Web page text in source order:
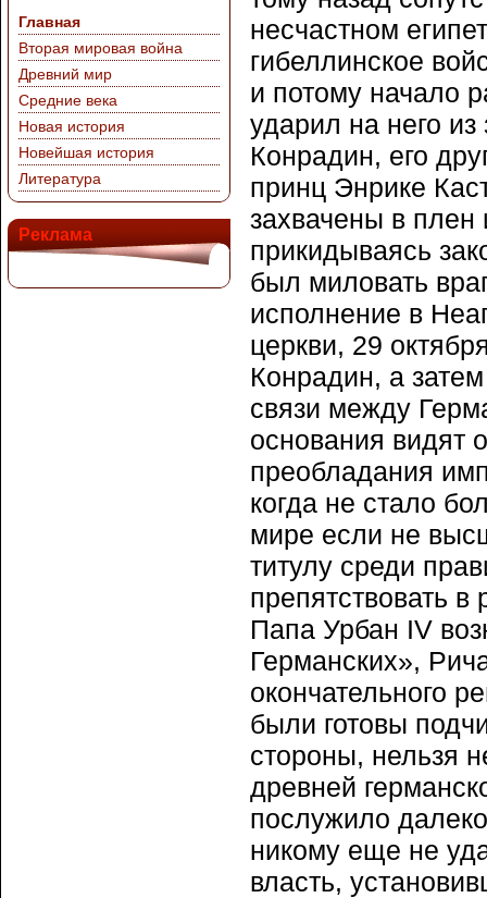
Главная
Вторая мировая война
Древний мир
Средние века
Новая история
Новейшая история
Литература
Реклама
несчастном
гибеллинское
и потому начало
ударил на него
Конрадин, его
принц Энрике
захвачены в плен
прикидываясь
был миловать
исполнение в
церкви, 29
Конрадин, а
связи между
основания видят
преобладания
когда не стало
мире если не
титулу среди
препятствовать
Папа Урбан IV
Германских»,
окончательного
были готовы
стороны, нельзя
древней
послужило
никому еще не
власть,